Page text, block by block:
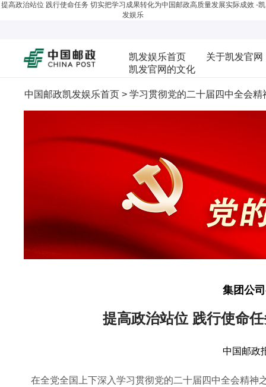
提高政治站位 践行使命任务 切实把学习成果转化为中国邮政高质量发展实际成效 -凯
发娱乐
凯发娱乐首页
关于凯发官网
凯发官网的文化
中国邮政凯发娱乐首页> 学习贯彻党的二十届四中全会精
集团公
提高政治站位 践行使命
中国邮政
在全党全国上下深入学习贯彻党的二十届四中全会精神